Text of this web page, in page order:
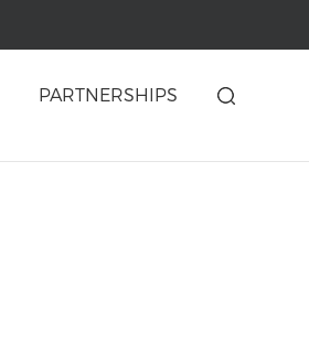
PARTNERSHIPS